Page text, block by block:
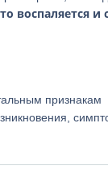
воспаляется и
признакам